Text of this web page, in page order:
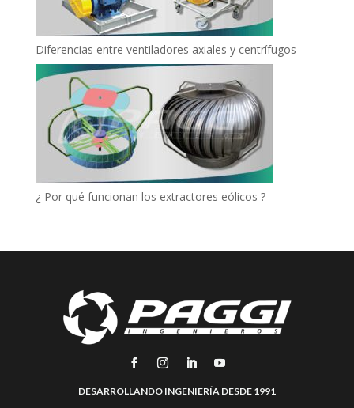
Diferencias entre ventiladores axiales y centrífugos
¿ Por qué funcionan los extractores eólicos ?
DESARROLLANDO INGENIERÍA DESDE 1991